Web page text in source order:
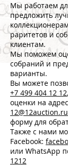
Мы работаем
предложить
раритетов и
клиентам.
Мы поможем
собраний и
варианты.
Вы можете
+7 499 404 12 12
оценки на
12@12auction.ru
форму для
Также с нами
Facebook:
или WhatsApp
1212